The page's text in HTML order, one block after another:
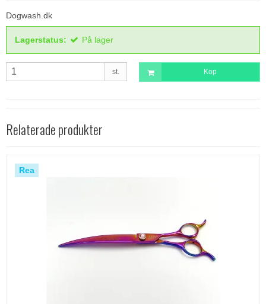
Dogwash.dk
Lagerstatus: På lager
st. Köp
Relaterade produkter
Rea